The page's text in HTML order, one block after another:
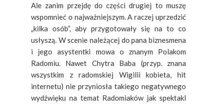
Ale zanim przejdę do części drugiej to muszę
wspomnieć o najważniejszym. A raczej uprzedzić
„kilka osób”, aby przygotowały się na to co
usłyszą. W scenie należącej do pana biznesmena
i jego asystentki mowa o znanym Polakom
Radomiu. Nawet Chytra Baba (przyp. znana
wszystkim z radomskiej Wigilii kobieta, hit
internetu) nie przyniosła takiego negatywnego
wydźwięku na temat Radomiaków jak spektakl